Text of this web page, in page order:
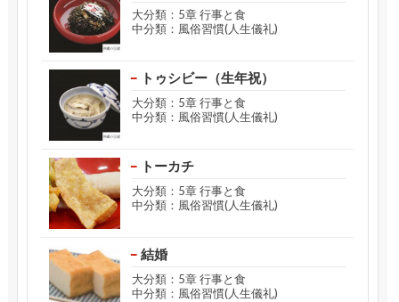
大分類：5章 行事と食
中分類：風俗習慣(人生儀礼)
トゥシビー（生年祝）
大分類：5章 行事と食
中分類：風俗習慣(人生儀礼)
トーカチ
大分類：5章 行事と食
中分類：風俗習慣(人生儀礼)
結婚
大分類：5章 行事と食
中分類：風俗習慣(人生儀礼)